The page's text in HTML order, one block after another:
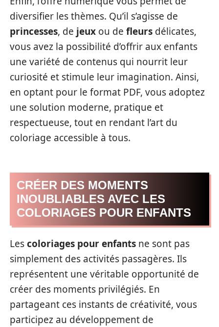
diversifier les thèmes. Qu’il s’agisse de
princesses, de jeux ou de fleurs délicates,
vous avez la possibilité d’offrir aux enfants
une variété de contenus qui nourrit leur
curiosité et stimule leur imagination. Ainsi,
en optant pour le format PDF, vous adoptez
une solution moderne, pratique et
respectueuse, tout en rendant l’art du
coloriage accessible à tous.
CRÉER DES MOMENTS
INOUBLIABLES AVEC LES
COLORIAGES POUR ENFANTS
Lescoloriages pour enfants ne sont pas
simplement des activités passagères. Ils
représentent une véritable opportunité de
créer des moments privilégiés. En
partageant ces instants de créativité, vous
participez au développement de